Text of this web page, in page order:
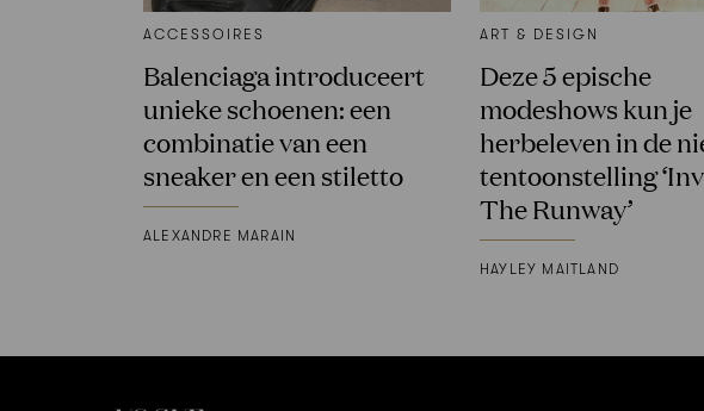
ACCESSOIRES
Balenciaga introduceert
unieke schoenen: een
combinatie van een
sneaker en een stiletto
ALEXANDRE MARAIN
ART & DESIGN
Deze 5 epische
modeshows kun je
herbeleven in de
tentoonstelling
The Runway’
HAYLEY MAITLAND